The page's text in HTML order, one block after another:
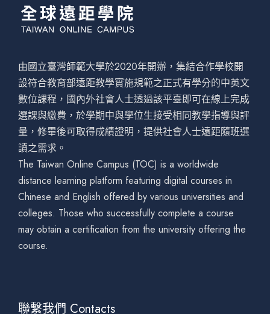
由國立臺灣師範大學於2020年開辦，集結合作學校開
設符合教育部遠距教學實施規範之正式有學分的中英文
數位課程，國內外社會人士透過該平臺即可在線上完成
選課與繳費，於學期中與學位生接受相同教學指導與評
量，修畢後可取得成績證明，提供社會人士遠距隨班選
讀之需求。
The Taiwan Online Campus (TOC) is a worldwide
distance learning platform featuring digital courses in
Chinese and English offered by various universities and
colleges. Those who successfully complete a course
may obtain a certification from the university offering the
course.
聯繫我們 Contacts